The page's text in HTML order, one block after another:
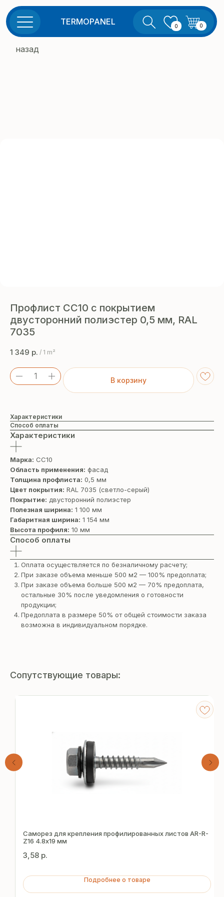
0
TERMOPANEL
назад
Профлист СС10 с покрытием
двусторонний полиэстер 0,5 мм, RAL
7035
1 349 р. / 1 m²
В корзину
Характеристики
Способ оплаты
Характеристики
Марка: СС10
Область применения: фасад
Толщина профлиста: 0,5 мм
Цвет покрытия: RAL 7035 (cветло-серый)
Покрытие: двусторонний полиэстер
Полезная ширина: 1 100 мм
Габаритная ширина: 1 154 мм
Высота профиля: 10 мм
Способ оплаты
Оплата осуществляется по безналичному расчету;
При заказе объема меньше 500 м2 — 100% предоплата;
При заказе объема больше 500 м2 — 70% предоплата,
остальные 30% после уведомления о готовности
продукции;
Предоплата в размере 50% от общей стоимости заказа
возможна в индивидуальном порядке.
Сопутствующие товары:
Саморез для крепления профилированных листов AR-R-
Z16 4.8х19 мм
3,58 р.
Подробнее о товаре
бесплатный расчёт
Отправьте заявку — и получите
персональное коммерческое